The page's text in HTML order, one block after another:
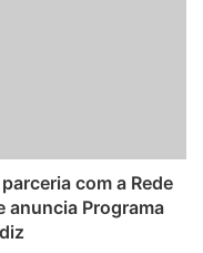
com a Rede
anuncia Programa